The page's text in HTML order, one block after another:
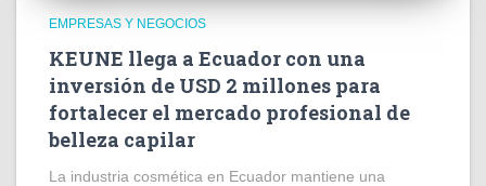
EMPRESAS Y NEGOCIOS
KEUNE llega a Ecuador con una
inversión de USD 2 millones para
fortalecer el mercado profesional de
belleza capilar
La industria cosmética en Ecuador mantiene una